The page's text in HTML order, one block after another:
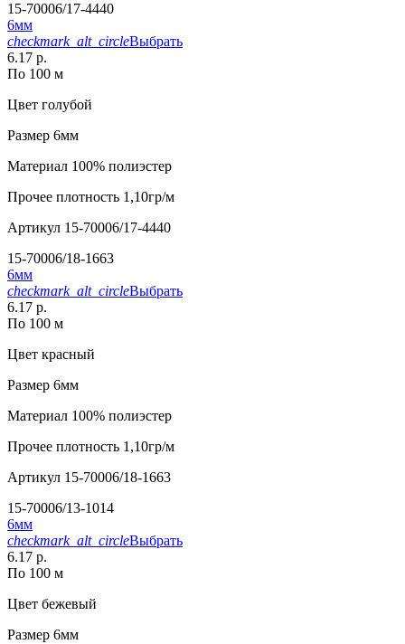
15-70006/17-4440
6мм
checkmark_alt_circleВыбрать
6.17 р.
По 100 м
Цвет голубой
Размер 6мм
Материал 100% полиэстер
Прочее плотность 1,10гр/м
Артикул 15-70006/17-4440
15-70006/18-1663
6мм
checkmark_alt_circleВыбрать
6.17 р.
По 100 м
Цвет красный
Размер 6мм
Материал 100% полиэстер
Прочее плотность 1,10гр/м
Артикул 15-70006/18-1663
15-70006/13-1014
6мм
checkmark_alt_circleВыбрать
6.17 р.
По 100 м
Цвет бежевый
Размер 6мм